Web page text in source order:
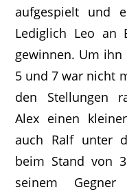
aufgespielt und
Lediglich Leo an
gewinnen. Um
5 und 7 war nicht
den Stellungen
Alex einen
auch Ralf unter
beim Stand von
seinem